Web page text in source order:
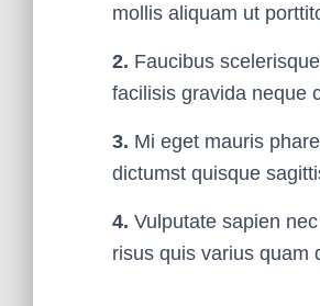
mollis aliquam ut
2. Faucibus
facilisis gravida neque
3. Mi eget mauris
dictumst quisque
4. Vulputate sapien
risus quis varius quam